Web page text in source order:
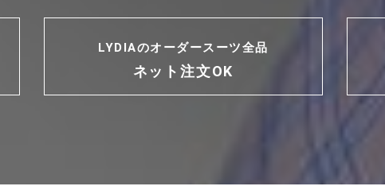
LYDIAのオーダースーツ全品
ネット注文OK